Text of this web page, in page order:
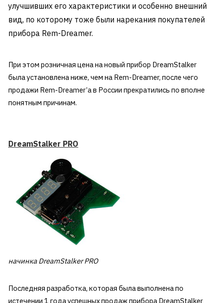
улучшивших его характеристики и особенно внешний
вид, по которому тоже были нарекания покупателей
прибора Rem-Dreamer.
При этом розничная цена на новый прибор DreamStalker
была установлена ниже, чем на Rem-Dreamer, после чего
продажи Rem-Dreamer’a в России прекратились по вполне
понятным причинам.
DreamStalker PRO
начинка DreamStalker PRO
Последняя разработка, которая была выполнена по
истечении 1 года успешных продаж прибора DreamStalker